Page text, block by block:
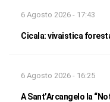
6 Agosto 2026 - 17:43
Cicala: vivaistica
6 Agosto 2026 - 16:25
A Sant’Arcangelo la